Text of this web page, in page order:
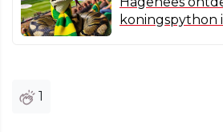
koningspython
1